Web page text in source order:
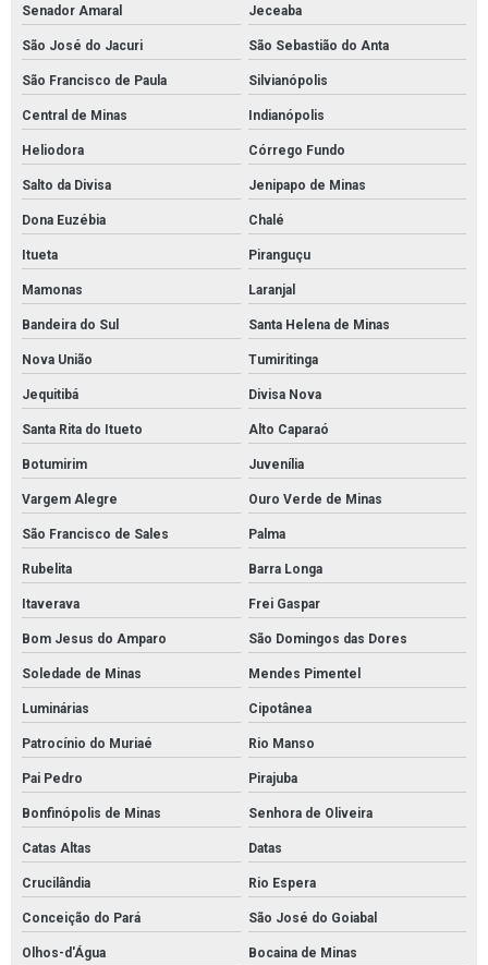
Senador Amaral Jeceaba
São José do Jacuri São Sebastião do Anta
São Francisco de Paula Silvianópolis
Central de Minas Indianópolis
Heliodora Córrego Fundo
Salto da Divisa Jenipapo de Minas
Dona Euzébia Chalé
Itueta Piranguçu
Mamonas Laranjal
Bandeira do Sul Santa Helena de Minas
Nova União Tumiritinga
Jequitibá Divisa Nova
Santa Rita do Itueto Alto Caparaó
Botumirim Juvenília
Vargem Alegre Ouro Verde de Minas
São Francisco de Sales Palma
Rubelita Barra Longa
Itaverava Frei Gaspar
Bom Jesus do Amparo São Domingos das Dores
Soledade de Minas Mendes Pimentel
Luminárias Cipotânea
Patrocínio do Muriaé Rio Manso
Pai Pedro Pirajuba
Bonfinópolis de Minas Senhora de Oliveira
Catas Altas Datas
Crucilândia Rio Espera
Conceição do Pará São José do Goiabal
Olhos-d'Água Bocaina de Minas